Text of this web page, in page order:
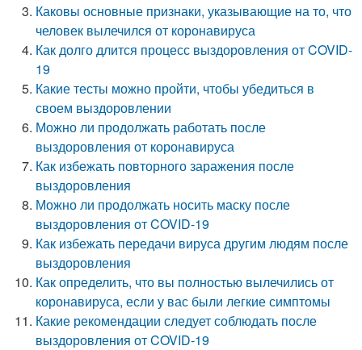
Каковы основные признаки, указывающие на то, что
человек вылечился от коронавируса
Как долго длится процесс выздоровления от COVID-
19
Какие тесты можно пройти, чтобы убедиться в
своем выздоровлении
Можно ли продолжать работать после
выздоровления от коронавируса
Как избежать повторного заражения после
выздоровления
Можно ли продолжать носить маску после
выздоровления от COVID-19
Как избежать передачи вируса другим людям после
выздоровления
Как определить, что вы полностью вылечились от
коронавируса, если у вас были легкие симптомы
Какие рекомендации следует соблюдать после
выздоровления от COVID-19